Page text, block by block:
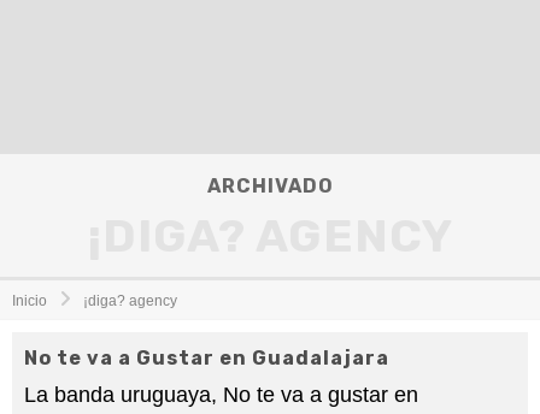
ARCHIVADO
Inicio ¡diga? agency
No te va a Gustar en Guadalajara
La banda uruguaya, No te va a gustar en